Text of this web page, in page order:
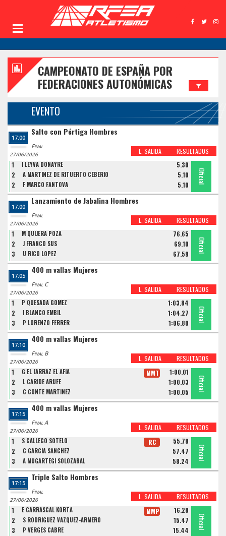
CAMPEONATO DE ESPAÑA POR
FEDERACIONES AUTONÓMICAS
EVENTO
17:00
Salto con Pértiga Hombres
Final
L. SALIDA RESULTADOS
27/06/2026
1 I LEYVA DONAYRE 5.30
Oficial
2 A MARTINEZ DE RITUERTO CEBERIO 5.10 Oficial
2 F MARCO FANTOVA 5.10
Oficial
17:00
Lanzamiento de Jabalina Hombres
Final
L. SALIDA RESULTADOS
27/06/2026
1 M QUIJERA POZA 76.65
Oficial
2 J FRANCO SUS 69.10 Oficial
3 U RICO LOPEZ 67.59
Oficial
17:05
400 m vallas Mujeres
Final C
L. SALIDA RESULTADOS
27/06/2026
1 P QUESADA GOMEZ 1:03.84
Oficial
2 I BLANCO EMBIL 1:04.27 Oficial
3 P LORENZO FERRER 1:06.80
Oficial
17:10
400 m vallas Mujeres
Final B
L. SALIDA RESULTADOS
27/06/2026
1 G EL JARRAZ EL AFIA 1:00.01
MMT
Oficial
2 L CARIDE ARUFE 1:00.03 Oficial
3 C CONTE MARTINEZ 1:00.05
Oficial
17:15
400 m vallas Mujeres
Final A
L. SALIDA RESULTADOS
27/06/2026
1 S GALLEGO SOTELO 55.78
RC
Oficial
2 C GARCÍA SÁNCHEZ 57.47 Oficial
3 A MUGARTEGI SOLOZABAL 58.24
Oficial
17:15
Triple Salto Hombres
Final
L. SALIDA RESULTADOS
27/06/2026
1 E CARRASCAL KORTA 16.28
MMP
Oficial
2 S RODRIGUEZ VAZQUEZ-ARMERO 15.47 Oficial
3 P VERGES CABRE 15.44
Oficial